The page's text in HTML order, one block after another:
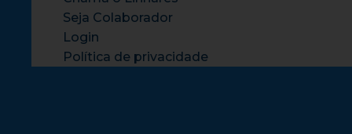
Seja Colaborador
Login
Política de privacidade